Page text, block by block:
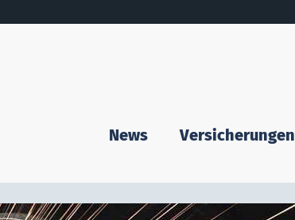
News Versicherungen